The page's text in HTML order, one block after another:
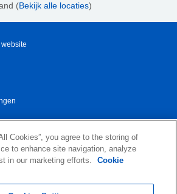
(Bekijk alle locaties)
- All Rights Reserved.
Cookies”, you agree to the storing of
to enhance site navigation, analyze
in our marketing efforts.
Cookie